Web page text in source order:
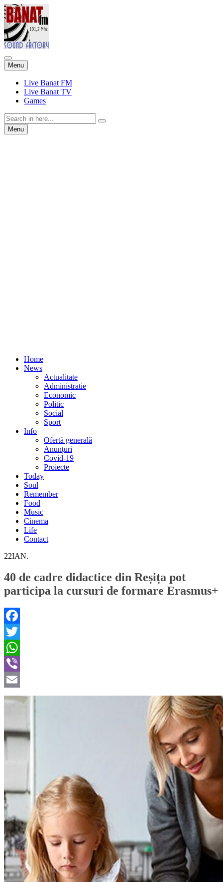
Menu Skip
to
content
Live Banat FM
Live Banat TV
Games
Search
for:Menu Skip
to
Home
News
Actualitate
Administratie
Economic
Politic
Social
Sport
Info
Ofertă generală
Anunțuri
Covid-19
Proiecte
Today
Soul
Remember
Food
Music
Cinema
Life
Contact
22IAN.
40 de cadre didactice din Reșița pot
participa la cursuri de formare Erasmus+
Facebook
Twitter
WhatsApp
Viber
Email